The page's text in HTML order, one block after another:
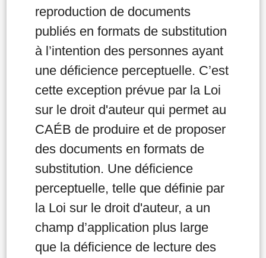
reproduction de documents
publiés en formats de substitution
à l’intention des personnes ayant
une déficience perceptuelle. C’est
cette exception prévue par la Loi
sur le droit d'auteur qui permet au
CAÉB de produire et de proposer
des documents en formats de
substitution. Une déficience
perceptuelle, telle que définie par
la Loi sur le droit d'auteur, a un
champ d’application plus large
que la déficience de lecture des